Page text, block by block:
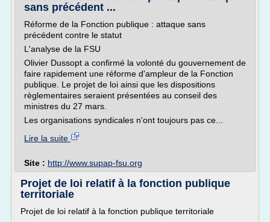
sans précédent ...
Réforme de la Fonction publique : attaque sans
précédent contre le statut
L'analyse de la FSU
Olivier Dussopt a confirmé la volonté du gouvernement de
faire rapidement une réforme d'ampleur de la Fonction
publique. Le projet de loi ainsi que les dispositions
règlementaires seraient présentées au conseil des
ministres du 27 mars.
Les organisations syndicales n'ont toujours pas ce...
Lire la suite
Site : http://www.supap-fsu.org
Projet de loi relatif à la fonction publique
territoriale
Projet de loi relatif à la fonction publique territoriale